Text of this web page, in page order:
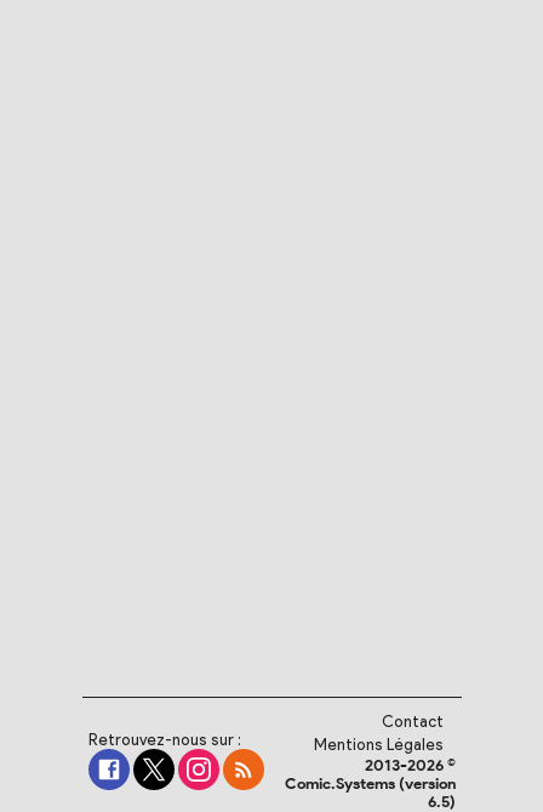
Retrouvez-nous sur :
Contact
Mentions Légales
2013-2026 ©
Comic.Systems (version
6.5)